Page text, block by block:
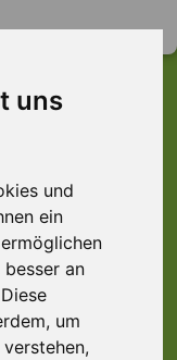
uns
und
ein
besser an
um
...
dabei: